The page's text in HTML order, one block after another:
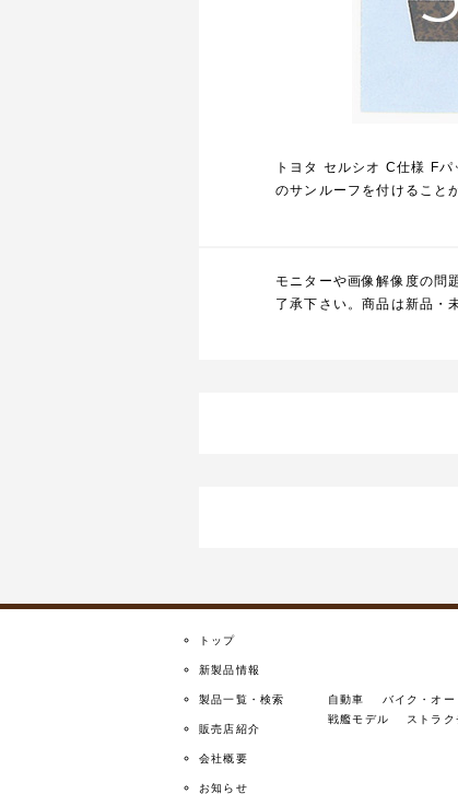
トヨタ セルシオ C仕様 F
のサンルーフを付けること
モニターや画像解像度の問
了承下さい。商品は新品・
トップ
新製品情報
製品一覧・検索 自動車 バイク・オー
戦艦モデル
ストラク
販売店紹介
会社概要
お知らせ